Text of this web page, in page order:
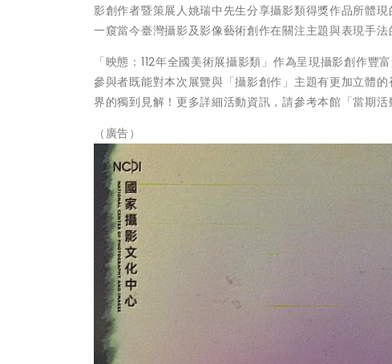
影創作者暨策展人姚瑞中先生分享攝影類得獎作品所體
一窺當今臺灣攝影及影像藝術創作在關注主題與表現手法
「映態：112年全國美術展攝影類」作為呈現攝影創作
參與者既能對本次展覽與「攝影創作」主題有更加立體
界的獨到見解！更多詳細活動資訊，請參考本館「當
（廣告）